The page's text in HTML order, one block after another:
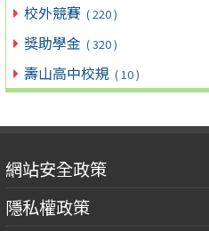
校外競賽 ( 220 )
獎助學金 ( 320 )
壽山高中校規 ( 10 )
網站安全政策
隱私權政策